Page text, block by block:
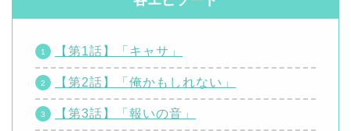
【第1話】「キャサ」
【第2話】「俺かもしれない」
【第3話】「報いの音」